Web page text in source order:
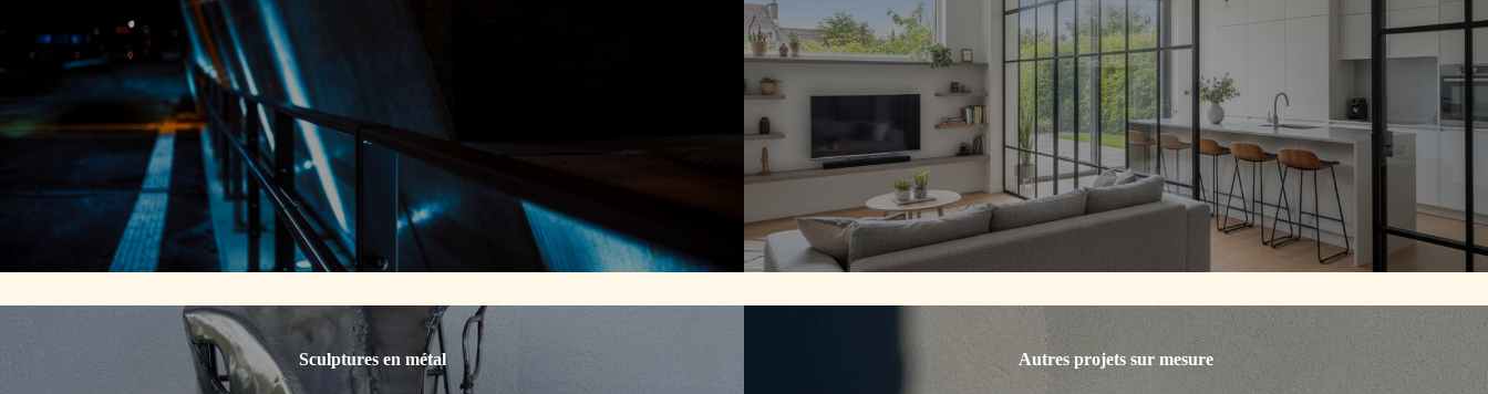
Sculptures en métal Autres projets sur mesure